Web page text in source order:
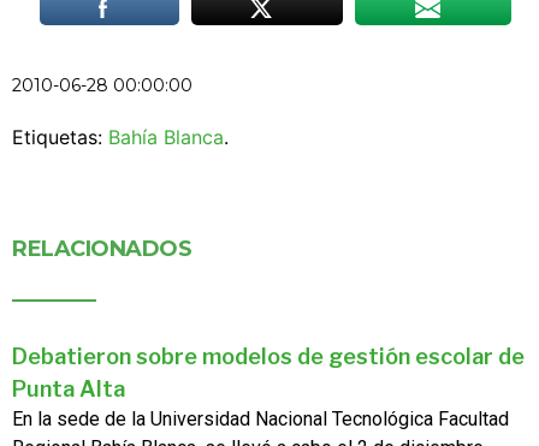
2010-06-28 00:00:00
Etiquetas: Bahía Blanca.
RELACIONADOS
Debatieron sobre modelos de gestión escolar de
Punta Alta
En la sede de la Universidad Nacional Tecnológica Facultad